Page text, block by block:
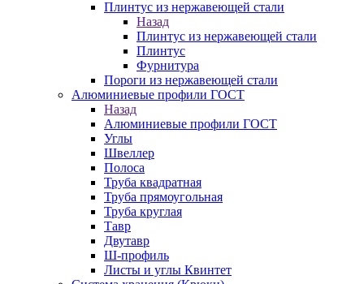
Плинтус из нержавеющей стали
Назад
Плинтус из нержавеющей стали
Плинтус
Фурнитура
Пороги из нержавеющей стали
Алюминиевые профили ГОСТ
Назад
Алюминиевые профили ГОСТ
Углы
Швеллер
Полоса
Труба квадратная
Труба прямоугольная
Труба круглая
Тавр
Двутавр
Ш-профиль
Листы и углы Квинтет